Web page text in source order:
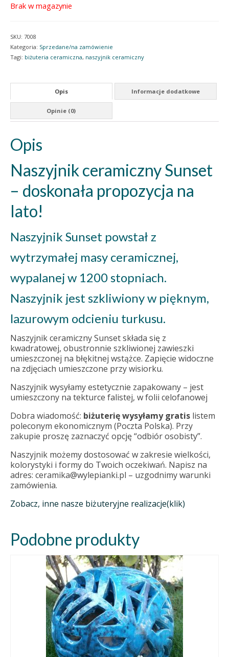
Brak w magazynie
SKU: 7008
Kategoria: Sprzedane/na zamówienie
Tagi: biżuteria ceramiczna, naszyjnik ceramiczny
Opis Informacje dodatkowe
Opinie (0)
Opis
Naszyjnik ceramiczny Sunset
– doskonała propozycja na
lato!
Naszyjnik Sunset powstał z
wytrzymałej masy ceramicznej,
wypalanej w 1200 stopniach.
Naszyjnik jest szkliwiony w pięknym,
lazurowym odcieniu turkusu.
Naszyjnik ceramiczny Sunset składa się z
kwadratowej, obustronnie szkliwionej zawieszki
umieszczonej na błękitnej wstążce. Zapięcie widoczne
na zdjęciach umieszczone przy wisiorku.
Naszyjnik wysyłamy estetycznie zapakowany – jest
umieszczony na tekturce falistej, w folii celofanowej
Dobra wiadomość: biżuterię wysyłamy gratis listem
poleconym ekonomicznym (Poczta Polska). Przy
zakupie proszę zaznaczyć opcję “odbiór osobisty”.
Naszyjnik możemy dostosować w zakresie wielkości,
kolorystyki i formy do Twoich oczekiwań. Napisz na
adres: ceramika@wylepianki.pl – uzgodnimy warunki
zamówienia.
Zobacz, inne nasze biżuteryjne realizacje(klik)
Podobne produkty